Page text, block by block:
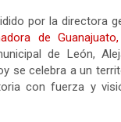
por la directora
de
de León,
se celebra a un
con fuerza y